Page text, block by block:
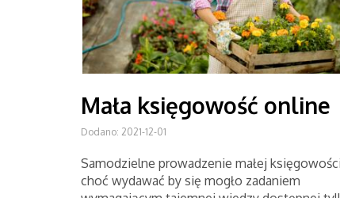
Mała księgowość online
Dodano: 2021-12-01
Samodzielne prowadzenie małej
choć wydawać by się mogło zadaniem